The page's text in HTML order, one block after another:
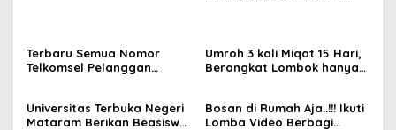
Terbaru Semua Nomor
Telkomsel Pelanggan
Cuma Rp15.000 dapat 5GB
Umroh 3 kali Miqat 15 Hari,
Berangkat Lombok hanya
Universitas Terbuka Negeri
Mataram Berikan Beasiswa
Bosan di Rumah Aja..!!! Ikuti
Lomba Video Berbagi